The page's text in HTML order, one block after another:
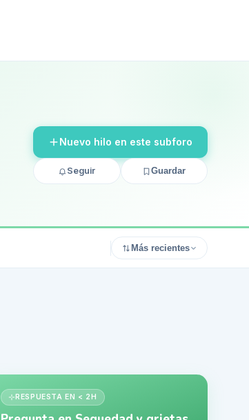
Nuevo hilo en este subforo
Seguir Guardar
Más recientes
RESPUESTA EN < 2H